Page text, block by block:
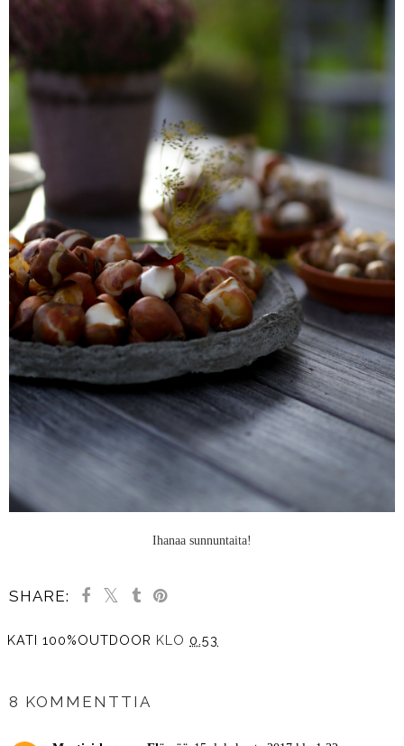
Ihanaa sunnuntaita!
SHARE:
KATI 100%OUTDOOR KLO 0.53
8 KOMMENTTIA